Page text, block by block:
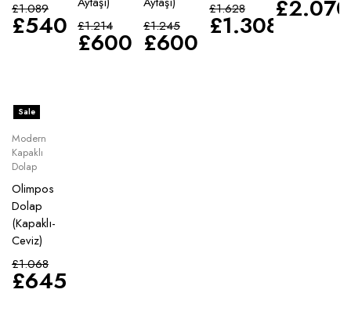
£1.089
£540
£1.214
£600
£1.245
£600
£1.628
£1.308
£2.070
Sale
Modern
Kapaklı
Dolap
Olimpos
Dolap
(Kapaklı-
Ceviz)
£1.068
£645